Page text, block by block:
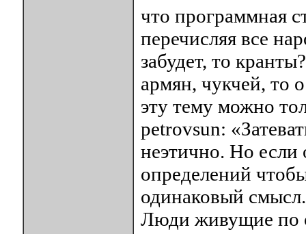
что программная
перечисляя все
забудет, то
армян, чукчей, то
эту тему можно
petrovsun:
неэтично. Но если
определений
одинаковый
Люди живущие по